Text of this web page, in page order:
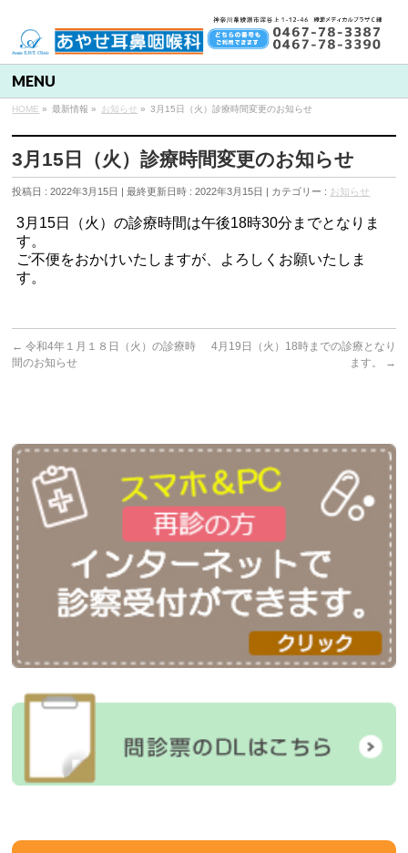
MENU
HOME » 最新情報 » お知らせ » 3月15日（火）診療時間変更のお知らせ
3月15日（火）診療時間変更のお知らせ
投稿日 : 2022年3月15日 最終更新日時 : 2022年3月15日 カテゴリー : お知らせ
3月15日（火）の診療時間は午後18時30分までとなりま
す。
ご不便をおかけいたしますが、よろしくお願いたしま
す。
← 令和4年１月１８日（火）の診療時
間のお知らせ
4月19日（火）18時までの診療となり
ます。
→